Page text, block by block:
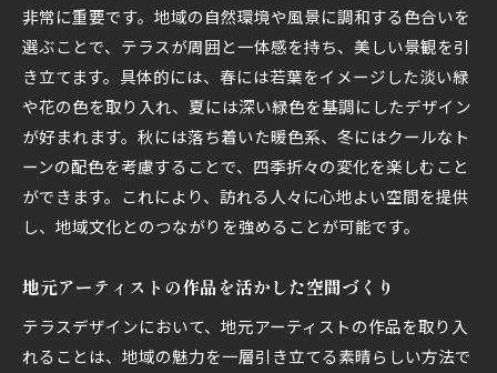
非常に重要です。地域の自然環境や風景に調和する色合いを
選ぶことで、テラスが周囲と一体感を持ち、美しい景観を引
き立てます。具体的には、春には若葉をイメージした淡い緑
や花の色を取り入れ、夏には深い緑色を基調にしたデザイン
が好まれます。秋には落ち着いた暖色系、冬にはクールなト
ーンの配色を考慮することで、四季折々の変化を楽しむこと
ができます。これにより、訪れる人々に心地よい空間を提供
し、地域文化とのつながりを強めることが可能です。
地元アーティストの作品を活かした空間づくり
テラスデザインにおいて、地元アーティストの作品を取り入
れることは、地域の魅力を一層引き立てる素晴らしい方法で